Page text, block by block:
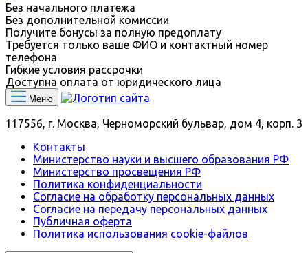
Без начального платежа
Без дополнительной комиссии
Получите бонусы за полную предоплату
Требуется только ваше ФИО и контактный номер
телефона
Гибкие условия рассрочки
Доступна оплата от юридического лица
Меню
117556, г. Москва, Черноморский бульвар, дом 4, корп. 3
Контакты
Министерство науки и высшего образования РФ
Министерство просвещения РФ
Политика конфиденциальности
Согласие на обработку персональных данных
Согласие на передачу персональных данных
Публичная оферта
Политика использования сookie-файлов